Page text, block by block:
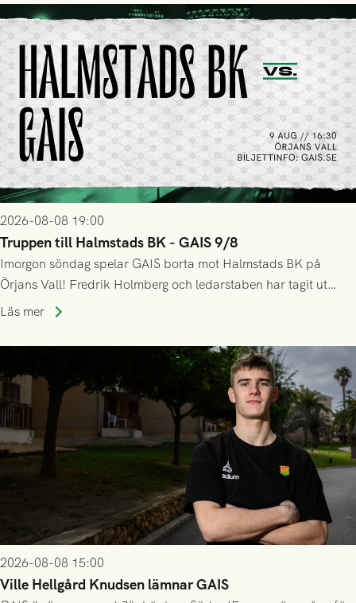
2026-08-08 19:00
Truppen till Halmstads BK - GAIS 9/8
Imorgon söndag spelar GAIS borta mot Halmstads BK på
Örjans Vall! Fredrik Holmberg och ledarstaben har tagit ut
följande trupp till matchen:
Läs mer
2026-08-08 15:00
Ville Hellgård Knudsen lämnar GAIS